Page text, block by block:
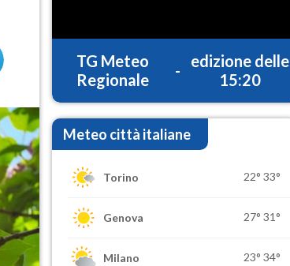
TG Meteo
Regionale
-
edizione delle
15:20
Meteo città italiane
Torino 22° 33°
Genova 27° 31°
Milano 23° 34°